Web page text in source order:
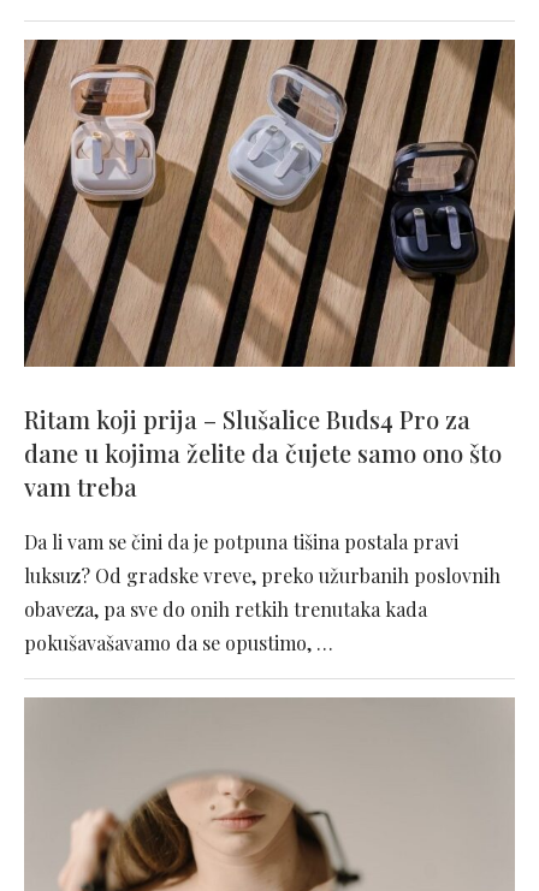
Ritam koji prija – Slušalice Buds4 Pro za
dane u kojima želite da čujete samo ono što
vam treba
Da li vam se čini da je potpuna tišina postala pravi
luksuz? Od gradske vreve, preko užurbanih poslovnih
obaveza, pa sve do onih retkih trenutaka kada
pokušavašavamo da se opustimo, …